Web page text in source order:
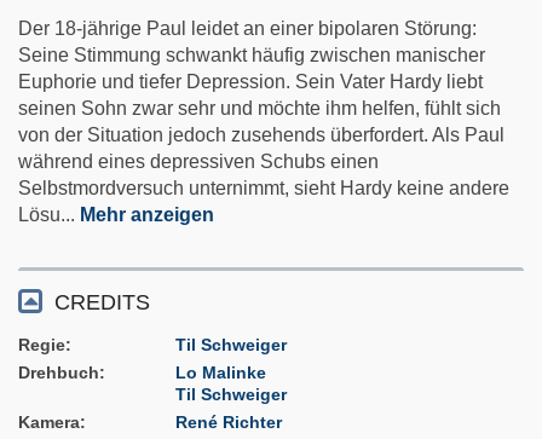
Der 18-jährige Paul leidet an einer bipolaren Störung:
Seine Stimmung schwankt häufig zwischen manischer
Euphorie und tiefer Depression. Sein Vater Hardy liebt
seinen Sohn zwar sehr und möchte ihm helfen, fühlt sich
von der Situation jedoch zusehends überfordert. Als Paul
während eines depressiven Schubs einen
Selbstmordversuch unternimmt, sieht Hardy keine andere
Lösu... Mehr anzeigen
CREDITS
Regie
Til Schweiger
Drehbuch
Lo Malinke
Til Schweiger
Kamera
René Richter